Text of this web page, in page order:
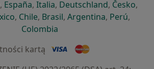
w nowej karcie
się w nowej karcie
, Españaotwiera się w nowej karcie
, Italiaotwiera się w nowej
, Deutschlandotwiera się
, Česko,
się w nowej karcie
otwiera się w nowej karcie
, Chileotwiera się w nowej karcie
, Brasilotwiera się w nowej
, Argentinaotwiera się
, Perú,
Colombia
kartą